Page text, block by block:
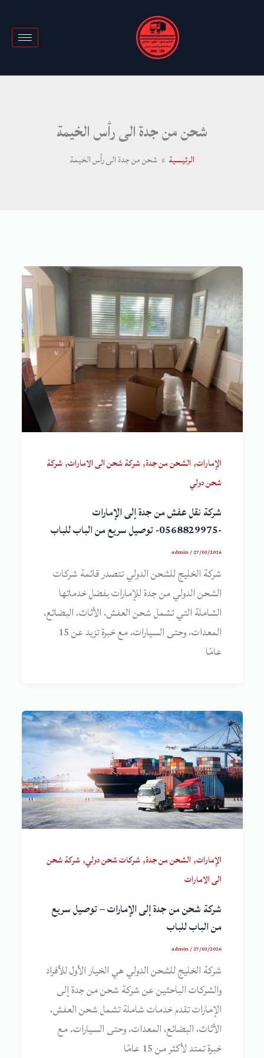
شحن من جدة الى رأس الخيمة
الرئيسية شحن من جدة الى رأس الخيمة
الإمارات, الشحن من جدة,شركة شحن الى الامارات,شركة
شحن دولي
شركة نقل عفش من جدة إلى الإمارات
-0568829975- توصيل سريع من الباب للباب
admin/27/03/2026
شركة الخليج للشحن الدولي تتصدر قائمة شركات
الشحن الدولي من جدة للإمارات بفضل خدماتها
الشاملة التي تشمل شحن العفش، الأثاث، البضائع،
المعدات، وحتى السيارات. مع خبرة تزيد عن 15
عامًا
الإمارات, الشحن من جدة,شركات شحن دولي,شركة شحن
الى الامارات
شركة شحن من جدة إلى الإمارات – توصيل سريع
من الباب للباب
admin/27/03/2026
شركة الخليج للشحن الدولي هي الخيار الأول للأفراد
والشركات الباحثين عن شركة شحن من جدة إلى
الإمارات تقدم خدمات شاملة تشمل شحن العفش،
الأثاث، البضائع، المعدات، وحتى السيارات. مع
خبرة تمتد لأكثر من 15 عامًا